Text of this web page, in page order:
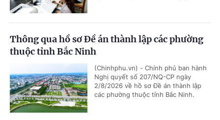
Thông qua hồ sơ Đề án thành lập các phường
thuộc tỉnh Bắc Ninh
(Chinhphu.vn) - Chính phủ ban hành
Nghị quyết số 207/NQ-CP ngày
2/8/2026 về hồ sơ Đề án thành lập
các phường thuộc tỉnh Bắc Ninh.